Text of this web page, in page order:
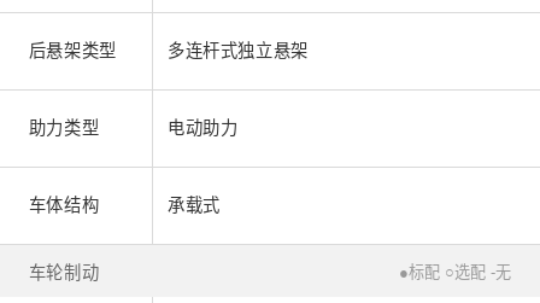
后悬架类型 多连杆式独立悬架
助力类型 电动助力
车体结构 承载式
车轮制动 ●标配 ○选配 -无